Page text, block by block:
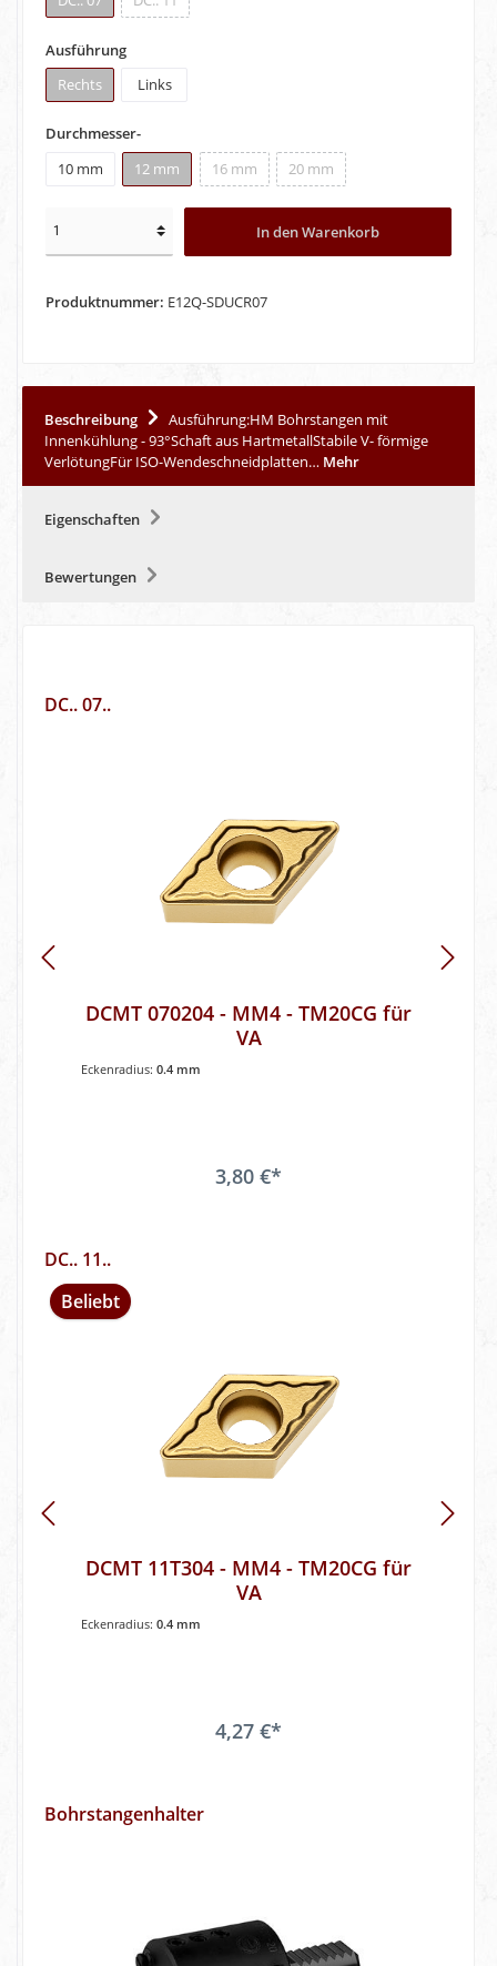
Ausführung
Rechts
Links
Durchmesser-
10 mm
12 mm 16 mm 20 mm
In den Warenkorb
Produktnummer: E12Q-SDUCR07
Beschreibung
Ausführung:HM Bohrstangen mit
Innenkühlung - 93°Schaft aus HartmetallStabile V- förmige
VerlötungFür ISO-Wendeschneidplatten… Mehr
Eigenschaften
Bewertungen
DC.. 07..
DCMT 070204 - MM4 - TM20CG für
VA
Eckenradius: 0.4 mm
3,80 €*
DC.. 11..
Beliebt
DCMT 11T304 - MM4 - TM20CG für
VA
Eckenradius: 0.4 mm
4,27 €*
Bohrstangenhalter